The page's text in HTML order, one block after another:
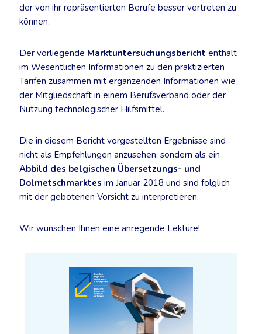
der von ihr repräsentierten Berufe besser vertreten zu
können.
Der vorliegende Marktuntersuchungsbericht enthält
im Wesentlichen Informationen zu den praktizierten
Tarifen zusammen mit ergänzenden Informationen wie
der Mitgliedschaft in einem Berufsverband oder der
Nutzung technologischer Hilfsmittel.
Die in diesem Bericht vorgestellten Ergebnisse sind
nicht als Empfehlungen anzusehen, sondern als ein
Abbild des belgischen Übersetzungs- und
Dolmetschmarktes im Januar 2018 und sind folglich
mit der gebotenen Vorsicht zu interpretieren.
Wir wünschen Ihnen eine anregende Lektüre!